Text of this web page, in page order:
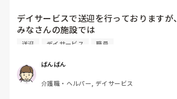
デイサービスで送迎を行っておりますが、
みなさんの施設では
送迎専門の職員さんって
勤めているところは以前は1名
専門でいたようですが
年齢の関係のため辞められたそうで、、、
送迎 デイサービス 職員
ばんばん
介護職・ヘルパー, デイサービス